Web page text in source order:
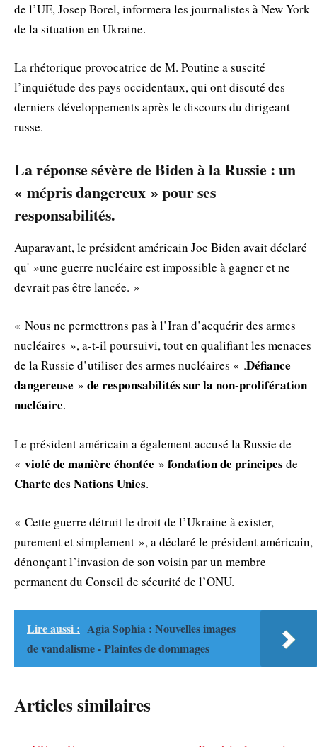
de l’UE, Josep Borel, informera les journalistes à New York
de la situation en Ukraine.
La rhétorique provocatrice de M. Poutine a suscité
l’inquiétude des pays occidentaux, qui ont discuté des
derniers développements après le discours du dirigeant
russe.
La réponse sévère de Biden à la Russie : un
« mépris dangereux » pour ses
responsabilités.
Auparavant, le président américain Joe Biden avait déclaré
qu' »une guerre nucléaire est impossible à gagner et ne
devrait pas être lancée. »
« Nous ne permettrons pas à l’Iran d’acquérir des armes
nucléaires », a-t-il poursuivi, tout en qualifiant les menaces
de la Russie d’utiliser des armes nucléaires « .Défiance
dangereuse » de responsabilités sur la non-prolifération
nucléaire.
Le président américain a également accusé la Russie de
« violé de manière éhontée » fondation de principes de
Charte des Nations Unies.
« Cette guerre détruit le droit de l’Ukraine à exister,
purement et simplement », a déclaré le président américain,
dénonçant l’invasion de son voisin par un membre
permanent du Conseil de sécurité de l’ONU.
Lire aussi : Agia Sophia : Nouvelles images
de vandalisme - Plaintes de dommages
Articles similaires